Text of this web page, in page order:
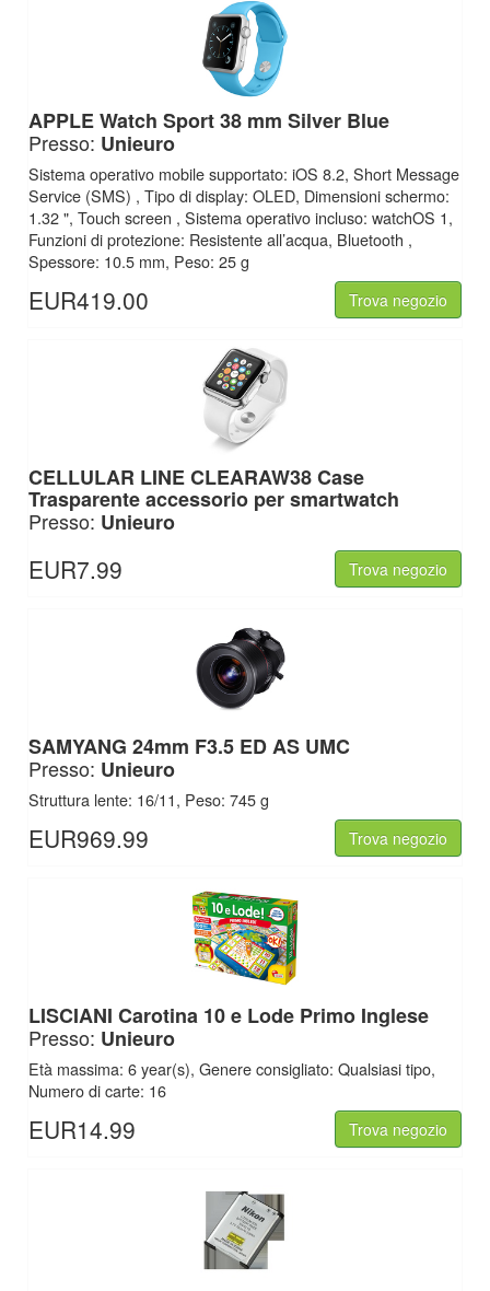
APPLE Watch Sport 38 mm Silver Blue
Presso: Unieuro
Sistema operativo mobile supportato: iOS 8.2, Short Message
Service (SMS) , Tipo di display: OLED, Dimensioni schermo:
1.32 ", Touch screen , Sistema operativo incluso: watchOS 1,
Funzioni di protezione: Resistente all’acqua, Bluetooth ,
Spessore: 10.5 mm, Peso: 25 g
EUR419.00 Trova negozio
CELLULAR LINE CLEARAW38 Case
Trasparente accessorio per smartwatch
Presso: Unieuro
EUR7.99 Trova negozio
SAMYANG 24mm F3.5 ED AS UMC
Presso: Unieuro
Struttura lente: 16/11, Peso: 745 g
EUR969.99 Trova negozio
LISCIANI Carotina 10 e Lode Primo Inglese
Presso: Unieuro
Età massima: 6 year(s), Genere consigliato: Qualsiasi tipo,
Numero di carte: 16
EUR14.99 Trova negozio